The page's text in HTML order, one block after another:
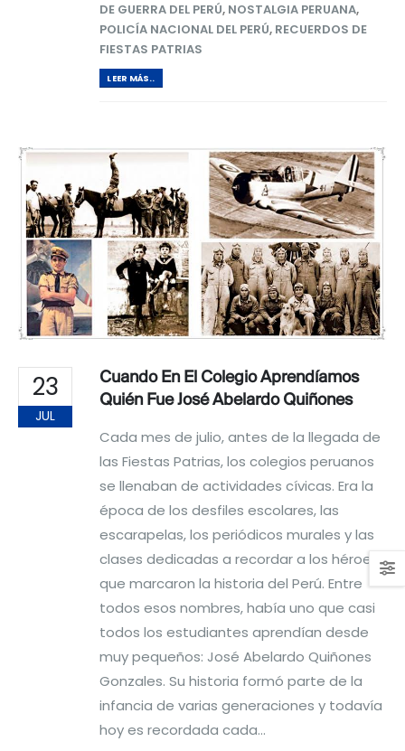
DE GUERRA DEL PERÚ, NOSTALGIA PERUANA,
POLICÍA NACIONAL DEL PERÚ, RECUERDOS DE
FIESTAS PATRIAS
LEER MÁS..
23
JUL
Cuando En El Colegio Aprendíamos
Quién Fue José Abelardo Quiñones
Cada mes de julio, antes de la llegada de
las Fiestas Patrias, los colegios peruanos
se llenaban de actividades cívicas. Era la
época de los desfiles escolares, las
escarapelas, los periódicos murales y las
clases dedicadas a recordar a los héroes
que marcaron la historia del Perú. Entre
todos esos nombres, había uno que casi
todos los estudiantes aprendían desde
muy pequeños: José Abelardo Quiñones
Gonzales. Su historia formó parte de la
infancia de varias generaciones y todavía
hoy es recordada cada...